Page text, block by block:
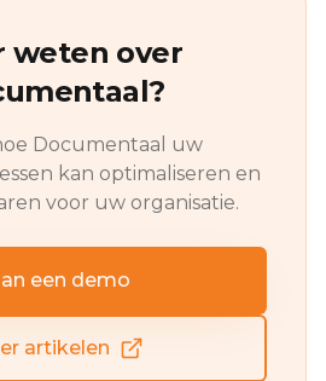
weten over
Documentaal uw
kan optimaliseren en
voor uw organisatie.
een demo
artikelen